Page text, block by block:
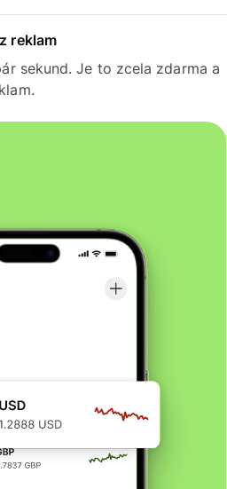
reklam
sekund. Je to zcela zdarma a